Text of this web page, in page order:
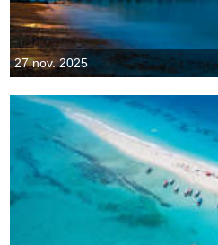
27 nov. 2025